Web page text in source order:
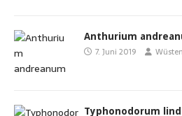
Anthurium
7. Juni 2019
Typhonodorum